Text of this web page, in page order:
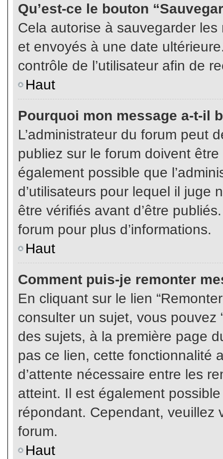
Qu’est-ce le bouton
Cela autorise à sauvegarder
et envoyés à une date
contrôle de l’utilisateur afin de
Haut
Pourquoi mon message a-t-il
L’administrateur du forum peut
publiez sur le forum doivent
également possible que
d’utilisateurs pour lequel il juge
être vérifiés avant d’être
forum pour plus d’informations.
Haut
Comment puis-je remonter
En cliquant sur le lien
consulter un sujet, vous pouvez
des sujets, à la première page
pas ce lien, cette fonctionnalité
d’attente nécessaire entre les
atteint. Il est également
répondant. Cependant, veuillez
forum.
Haut